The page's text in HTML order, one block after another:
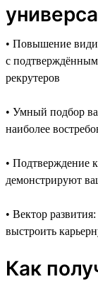
• Повышение
с
рекрутеров
• Умный подбор
наиболее
• Подтверждение
демонстрируют
• Вектор
выстроить
Как